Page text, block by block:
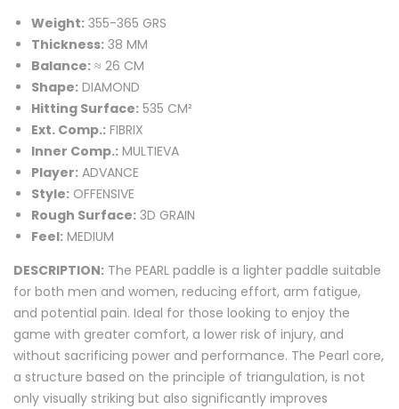
Weight: 355-365 GRS
Thickness: 38 MM
Balance: ≈ 26 CM
Shape: DIAMOND
Hitting Surface: 535 CM²
Ext. Comp.: FIBRIX
Inner Comp.: MULTIEVA
Player: ADVANCE
Style: OFFENSIVE
Rough Surface: 3D GRAIN
Feel: MEDIUM
DESCRIPTION: The PEARL paddle is a lighter paddle suitable
for both men and women, reducing effort, arm fatigue,
and potential pain. Ideal for those looking to enjoy the
game with greater comfort, a lower risk of injury, and
without sacrificing power and performance. The Pearl core,
a structure based on the principle of triangulation, is not
only visually striking but also significantly improves